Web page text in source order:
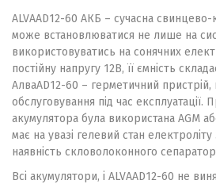
ALVAAD12-60 АКБ – сучасна свинцево-
може встановлюватися не лише на
використовуватись на сонячних
постійну напругу 12В, її ємність
АлваAD12-60 – герметичний
обслуговування під час експлуатації.
акумулятора була використана AGM
має на увазі гелевий стан електроліту
наявність скловолоконного
Всі акумулятори, і ALVAAD12-60 не